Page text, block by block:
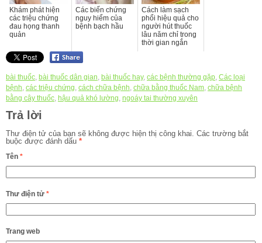
Khám phát hiện
các triệu chứng
đau họng thanh
quản
Các biến chứng
nguy hiểm của
bệnh bạch hầu
Cách làm sạch
phổi hiệu quả cho
người hút thuốc
lâu năm chỉ trong
thời gian ngắn
bài thuốc, bài thuốc dân gian, bài thuốc hay, các bệnh thường gặp, Các loại
bệnh, các triệu chứng, cách chữa bệnh, chữa bằng thuốc Nam, chữa bệnh
bằng cây thuốc, hậu quả khó lường, ngoáy tai thường xuyên
Trả lời
Thư điện tử của bạn sẽ không được hiện thị công khai. Các trường bắt
buộc được đánh dấu *
Tên *
Thư điện tử *
Trang web